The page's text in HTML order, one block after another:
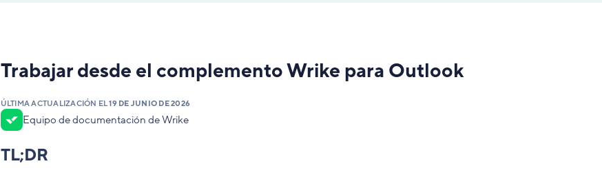
Trabajar desde el complemento Wrike para Outlook
ÚLTIMA ACTUALIZACIÓN EL19 DE JUNIO DE 2026
Equipo de documentación de Wrike
TL;DR